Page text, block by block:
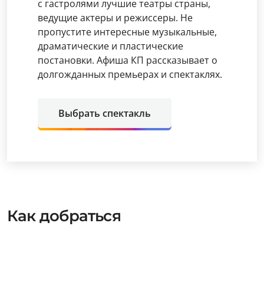
с гастролями лучшие театры страны,
ведущие актеры и режиссеры. Не
пропустите интересные музыкальные,
драматические и пластические
постановки. Афиша КП рассказывает о
долгожданных премьерах и спектаклях.
Выбрать спектакль
Как добраться